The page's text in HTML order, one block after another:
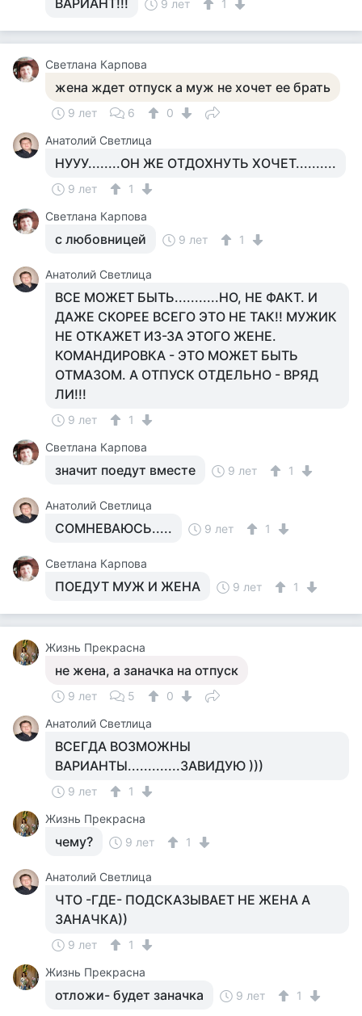
ВАРИАНТ!!! 9 лет 1
Светлана Карпова
жена ждет отпуск а муж не хочет ее брать
9 лет 6
0
Анатолий Светлица
НУУУ........ОН ЖЕ ОТДОХНУТЬ ХОЧЕТ..........
9 лет
1
Светлана Карпова
с любовницей 9 лет 1
Анатолий Светлица
ВСЕ МОЖЕТ БЫТЬ...........НО, НЕ ФАКТ. И
ДАЖЕ СКОРЕЕ ВСЕГО ЭТО НЕ ТАК!! МУЖИК
НЕ ОТКАЖЕТ ИЗ-ЗА ЭТОГО ЖЕНЕ.
КОМАНДИРОВКА - ЭТО МОЖЕТ БЫТЬ
ОТМАЗОМ. А ОТПУСК ОТДЕЛЬНО - ВРЯД
ЛИ!!!
9 лет
1
Светлана Карпова
значит поедут вместе 9 лет 1
Анатолий Светлица
СОМНЕВАЮСЬ..... 9 лет 1
Светлана Карпова
ПОЕДУТ МУЖ И ЖЕНА 9 лет 1
Жизнь Прекрасна
не жена, а заначка на отпуск
9 лет 5
0
Анатолий Светлица
ВСЕГДА ВОЗМОЖНЫ
ВАРИАНТЫ.............ЗАВИДУЮ )))
9 лет
1
Жизнь Прекрасна
чему? 9 лет 1
Анатолий Светлица
ЧТО -ГДЕ- ПОДСКАЗЫВАЕТ НЕ ЖЕНА А
ЗАНАЧКА))
9 лет
1
Жизнь Прекрасна
отложи- будет заначка 9 лет 1